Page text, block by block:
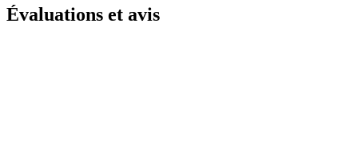
Évaluations et avis